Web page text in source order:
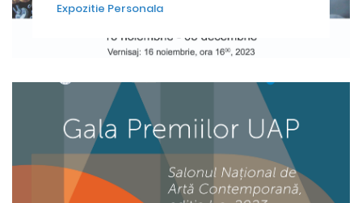
Expozitie Personala